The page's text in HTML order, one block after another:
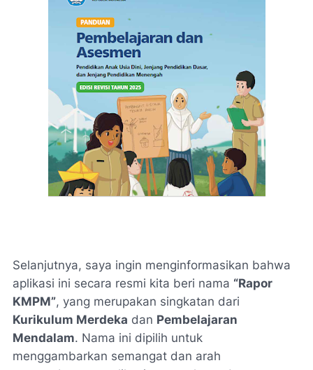
Selanjutnya, saya ingin menginformasikan bahwa
aplikasi ini secara resmi kita beri nama “Rapor
KMPM”, yang merupakan singkatan dari
Kurikulum Merdeka dan Pembelajaran
Mendalam. Nama ini dipilih untuk
menggambarkan semangat dan arah